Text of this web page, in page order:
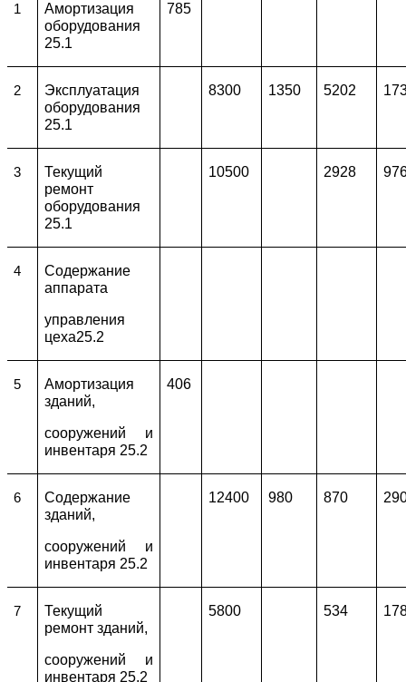
1
Амортизация
оборудования
25.1
785
2
Эксплуатация
оборудования
25.1
8300 1350 5202
3
Текущий
ремонт
оборудования
25.1
10500 2928
4
Содержание
аппарата
управления
цеха25.2
5
Амортизация
зданий,
сооружений и
инвентаря 25.2
406
6
Содержание
зданий,
сооружений и
инвентаря 25.2
12400 980 870
7
Текущий
ремонт зданий,
сооружений и
инвентаря 25.2
5800 534